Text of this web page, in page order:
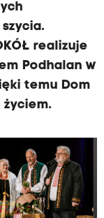
realizuje
Podhalan w
temu Dom